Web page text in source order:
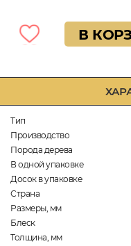
Тип
Производство
Порода дерева
В одной упаковке
Досок в упаковке
Страна
Размеры, мм
Блеск
Толщина, мм
В